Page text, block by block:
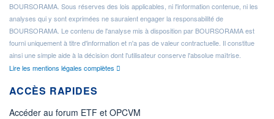
BOURSORAMA. Sous réserves des lois applicables, ni l'information contenue, ni les
analyses qui y sont exprimées ne sauraient engager la responsabilité de
BOURSORAMA. Le contenu de l'analyse mis à disposition par BOURSORAMA est
fourni uniquement à titre d'information et n'a pas de valeur contractuelle. Il constitue
ainsi une simple aide à la décision dont l'utilisateur conserve l'absolue maîtrise.
Lire les mentions légales complètes
ACCÈS RAPIDES
Accéder au forum ETF et OPCVM